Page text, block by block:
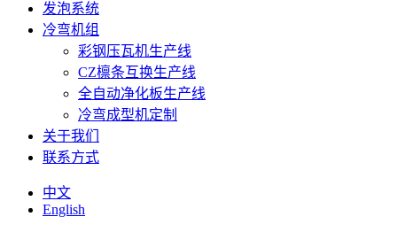
发泡系统
冷弯机组
彩钢压瓦机生产线
CZ檩条互换生产线
全自动净化板生产线
冷弯成型机定制
关于我们
联系方式
中文
English